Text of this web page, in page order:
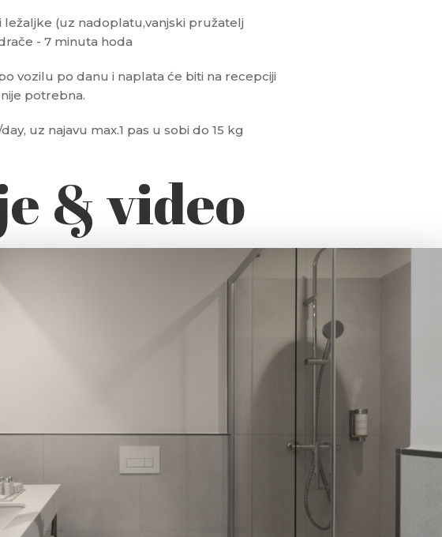
ležaljke (uz nadoplatu,vanjski pružatelj
- 7 minuta hoda
vozilu po danu i naplata će biti na recepciji
potrebna.
uz najavu max.1 pas u sobi do 15 kg
& video